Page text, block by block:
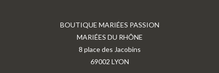
BOUTIQUE MARIÉES PASSION
MARIÉES DU RHÔNE
8 place des Jacobins
69002 LYON